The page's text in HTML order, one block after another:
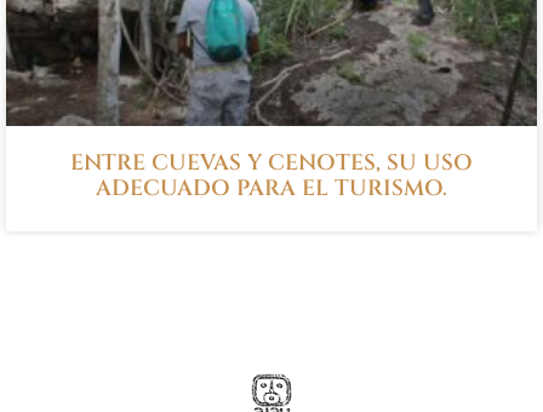
ENTRE CUEVAS Y CENOTES, SU USO
ADECUADO PARA EL TURISMO.